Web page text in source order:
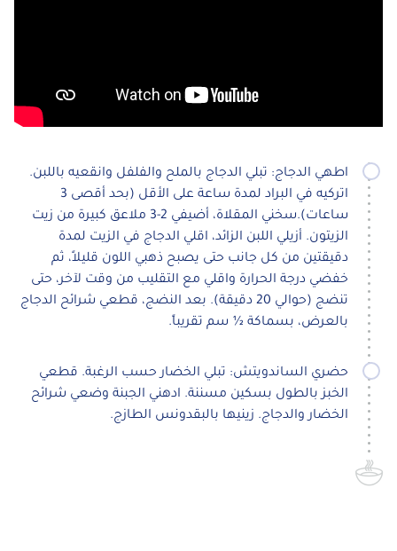
اطهي الدجاج: تبلي الدجاج بالملح والفلفل وانقعيه باللبن.
اتركيه في البراد لمدة ساعة على الأقل (بحد أقصى 3
ساعات).سخني المقلاة، أضيفي 2-3 ملاعق كبيرة من زيت
الزيتون. أزيلي اللبن الزائد، اقلي الدجاج في الزيت لمدة
دقيقتين من كل جانب حتى يصبح ذهبي اللون قليلاً، ثم
خفضي درجة الحرارة واقلي مع التقليب من وقت لآخر، حتى
تنضج (حوالي 20 دقيقة). بعد النضج، قطعي شرائح الدجاج
بالعرض، بسماكة ½ سم تقريباً.
حضري الساندويتش: تبلي الخضار حسب الرغبة. قطعي
الخبز بالطول بسكين مسننة. ادهني الجبنة وضعي شرائح
الخضار والدجاج. زينيها بالبقدونس الطازج.